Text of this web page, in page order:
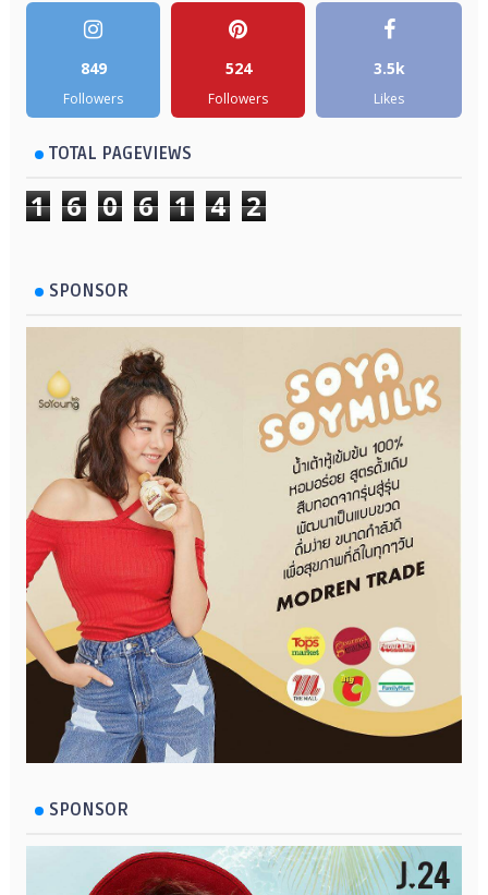
849
Followers
524
Followers
3.5k
Likes
TOTAL PAGEVIEWS
1 6 0 6 1 4 2
SPONSOR
SPONSOR